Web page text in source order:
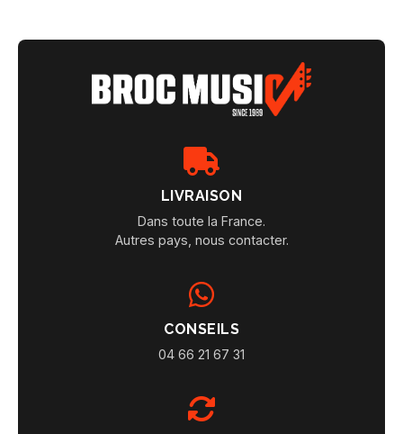
LIVRAISON
Dans toute la France.
Autres pays, nous contacter.
CONSEILS
04 66 21 67 31